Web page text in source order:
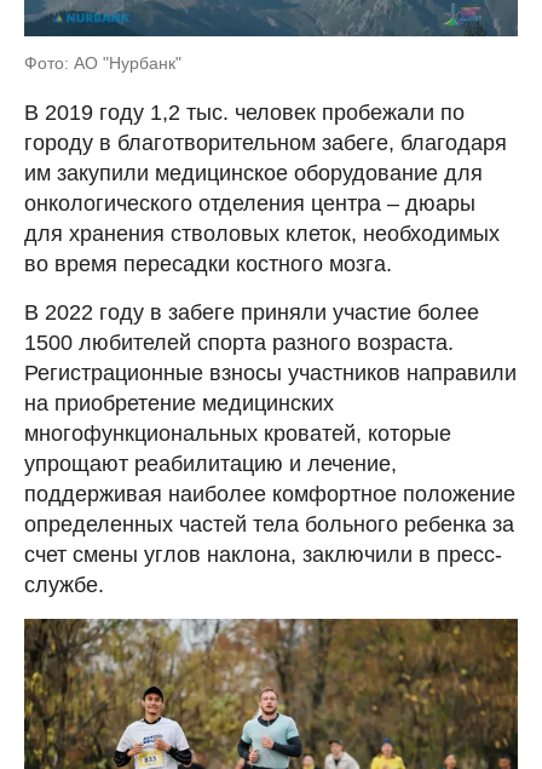
Фото: АО "Нурбанк"
В 2019 году 1,2 тыс. человек пробежали по
городу в благотворительном забеге, благодаря
им закупили медицинское оборудование для
онкологического отделения центра – дюары
для хранения стволовых клеток, необходимых
во время пересадки костного мозга.
В 2022 году в забеге приняли участие более
1500 любителей спорта разного возраста.
Регистрационные взносы участников направили
на приобретение медицинских
многофункциональных кроватей, которые
упрощают реабилитацию и лечение,
поддерживая наиболее комфортное положение
определенных частей тела больного ребенка за
счет смены углов наклона, заключили в пресс-
службе.